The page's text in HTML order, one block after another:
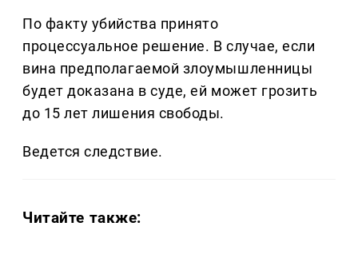
По факту убийства принято
процессуальное решение. В случае, если
вина предполагаемой злоумышленницы
будет доказана в суде, ей может грозить
до 15 лет лишения свободы.
Ведется следствие.
Читайте также: